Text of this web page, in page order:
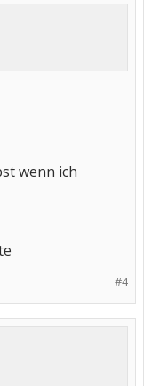
wenn ich
#4